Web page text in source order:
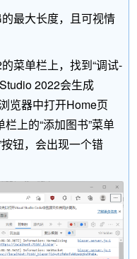
最大长度，且可视情
单栏上，找到“调试-
2022会生成
览器中打开Home页
上的“添加图书”菜单
钮，会出现一个错